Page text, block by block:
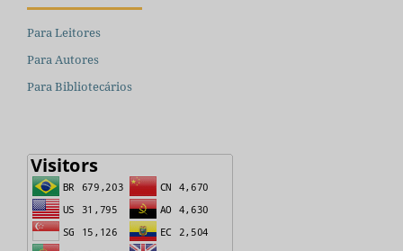
Para Leitores
Para Autores
Para Bibliotecários